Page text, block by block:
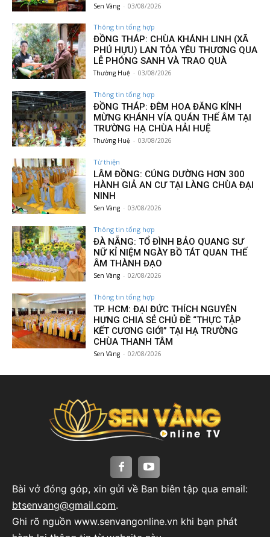
Sen Vàng - 03/08/2026
Thông tin tổng hợp
ĐỒNG THÁP: CHÙA KHÁNH LINH (XÃ
PHÚ HỰU) LAN TỎA YÊU THƯƠNG QUA
LỄ PHÓNG SANH VÀ TRAO QUÀ
Thường Huệ - 03/08/2026
Thông tin tổng hợp
ĐỒNG THÁP: ĐÊM HOA ĐĂNG KÍNH
MỪNG KHÁNH VÍA QUÁN THẾ ÂM TẠI
TRƯỜNG HẠ CHÙA HẢI HUỆ
Thường Huệ - 03/08/2026
Từ thiện
LÂM ĐỒNG: CÚNG DƯỜNG HƠN 300
HÀNH GIẢ AN CƯ TẠI LÀNG CHÙA ĐẠI
NINH
Sen Vàng - 03/08/2026
Thông tin tổng hợp
ĐÀ NẴNG: TỔ ĐÌNH BẢO QUANG SƯ
NỮ KỈ NIỆM NGÀY BỒ TÁT QUAN THẾ
ÂM THÀNH ĐẠO
Sen Vàng - 02/08/2026
Thông tin tổng hợp
TP. HCM: ĐẠI ĐỨC THÍCH NGUYÊN
HƯNG CHIA SẺ CHỦ ĐỀ “THỰC TẬP
KẾT CƯƠNG GIỚI” TẠI HẠ TRƯỜNG
CHÙA THANH TÂM
Sen Vàng - 02/08/2026
Bài vở đóng góp, xin gửi về Ban biên tập qua email:
btsenvang@gmail.com.
Ghi rõ nguồn www.senvangonline.vn khi bạn phát